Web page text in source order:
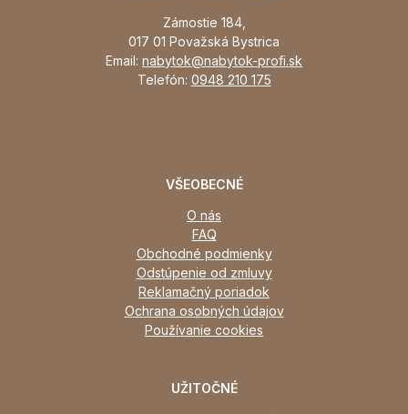
Zámostie 184,
017 01 Považská Bystrica
Email: nabytok@nabytok-profi.sk
Telefón: 0948 210 175
VŠEOBECNÉ
O nás
FAQ
Obchodné podmienky
Odstúpenie od zmluvy
Reklamačný poriadok
Ochrana osobných údajov
Používanie cookies
UŽITOČNÉ